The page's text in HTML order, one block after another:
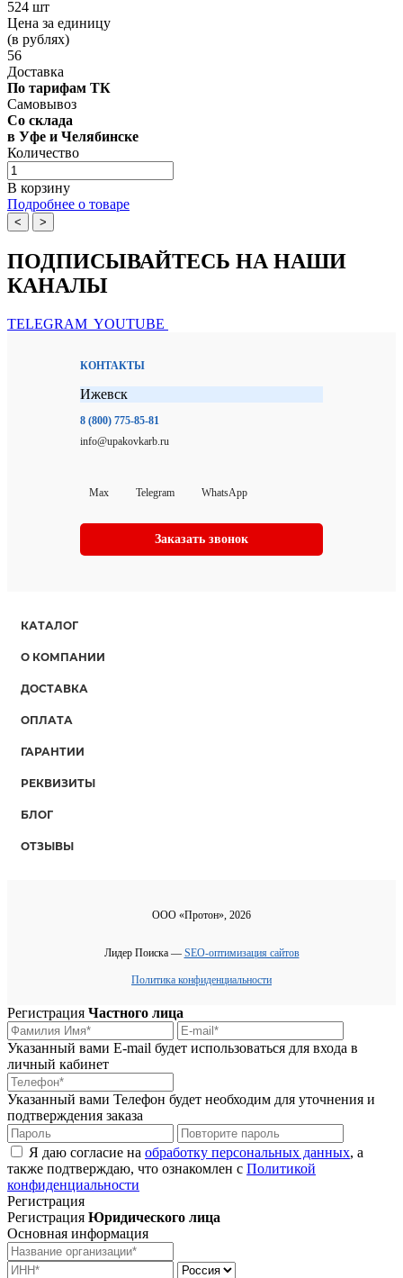
524 шт
Цена за единицу
(в рублях)
56
Доставка
По тарифам ТК
Самовывоз
Со склада
в Уфе и Челябинске
Количество
В корзину
Подробнее о товаре
< >
ПОДПИСЫВАЙТЕСЬ НА НАШИ
КАНАЛЫ
TELEGRAM YOUTUBE
КОНТАКТЫ
Ижевск
8 (800) 775-85-81
info@upakovkarb.ru
Max Telegram WhatsApp
Заказать звонок
КАТАЛОГ
О КОМПАНИИ
ДОСТАВКА
ОПЛАТА
ГАРАНТИИ
РЕКВИЗИТЫ
БЛОГ
ОТЗЫВЫ
ООО «Протон», 2026
Лидер Поиска — SEO-оптимизация сайтов
Политика конфиденциальности
Регистрация Частного лица
Указанный вами E-mail будет использоваться для входа в
личный кабинет
Указанный вами Телефон будет необходим для уточнения и
подтверждения заказа
Я даю согласие на обработку персональных данных, а
также подтверждаю, что ознакомлен с Политикой
конфиденциальности
Регистрация
Регистрация Юридического лица
Основная информация